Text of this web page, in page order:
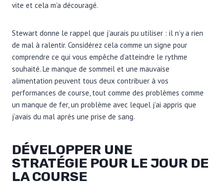
vite et cela m’a découragé.
Stewart donne le rappel que j’aurais pu utiliser : il n’y a rien
de mal à ralentir. Considérez cela comme un signe pour
comprendre ce qui vous empêche d’atteindre le rythme
souhaité. Le manque de sommeil et une mauvaise
alimentation peuvent tous deux contribuer à vos
performances de course, tout comme des problèmes comme
un manque de fer, un problème avec lequel j’ai appris que
j’avais du mal après une prise de sang.
DÉVELOPPER UNE
STRATÉGIE POUR LE JOUR DE
LA COURSE